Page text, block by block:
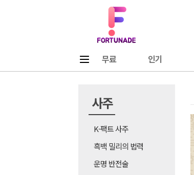
무료 인기
사주
K-팩트 사주
흑백 밀리의 법력
운명 반전술